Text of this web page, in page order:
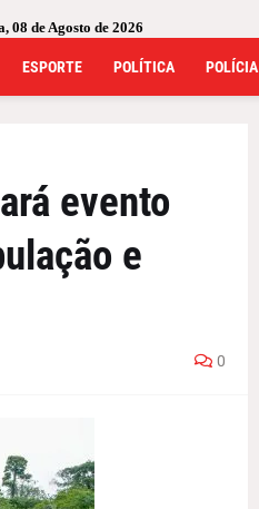
08 de Agosto de 2026
ESPORTE POLÍTICA POLÍCIA
evento
e
0